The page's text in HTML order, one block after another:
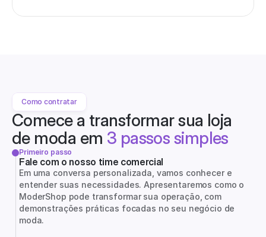
Como contratar
Comece a transformar sua loja
de moda em 3 passos simples
Primeiro passo
Fale com o nosso time comercial
Em uma conversa personalizada, vamos conhecer e
entender suas necessidades. Apresentaremos como o
ModerShop pode transformar sua operação, com
demonstrações práticas focadas no seu negócio de
moda.